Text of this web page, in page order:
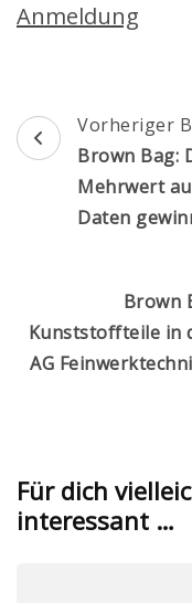
Anmeldung
Vorheriger
Brown Bag:
Mehrwert
Daten
Brown
Kunststoffteile in
AG
Für dich
interessant …